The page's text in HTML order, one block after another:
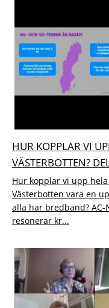
HUR KOPPLAR VI
VÄSTERBOTTEN?
Hur kopplar vi upp
Västerbotten vara en
alla har bredband? AC-
resonerar kr...